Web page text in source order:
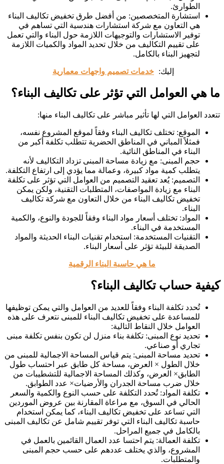
الطوارئ.
استشارة المتخصصين: من أفضل طرق تخفيض تكاليف البناء
هي التعاون مع شركة استشارات هندسية التي تساهم في
توفير الاستشارات والتوجيهات اللازمة حول البناء والتي تعمل
على تقييم التكاليف من خلال تحديد المواد والكميات اللازمة
لتجهيز البناء بالكامل.
إليك: خدمات تصميم واجهات معمارية
ما هي العوامل التي تؤثر على تكاليف البناء؟
تتعدد العوامل التي لها تأثير مباشر على تكاليف البناء منها:
الموقع: تختلف تكاليف البناء وفقاً لموقع المشروع نفسه،
فمثلاً المباني في المناطق الحضرية تتطلب تكلفة أكبر من
البناء في المناطق النائية.
حجم المبنى: مع زيادة مساحة المبنى تزداد التكاليف لأنه
يتطلب كمية مواد كبيرة، وعمالة مما يؤدي إلى ارتفاع التكلفة.
التصميم: يُعد تعقيد التصميم من العوامل التي تؤثر على تكلفة
البناء مع زيادة المواصفات، المتطلبات التقنية، ولكن يمكن
تخفيض تكاليف البناء من خلال التعاون مع شركة تكاليف
البناء.
المواد: تختلف أسعار مواد البناء وفقاً للجودة والنوع، والكمية
المستخدمة في البناء.
التقنيات المستخدمة: استخدام تقنيات البناء الحديثة والمواد
الصديقة للبيئة تؤثر على أسعار البناء.
ما هي حاسبة البناء الرقمية
كيفية حساب تكاليف البناء؟
تُحدد تكلفة البناء وفقاً للعديد من العوامل والتي يمكن توظيفها
للمساعدة على تخفيض تكاليف البناء للمبنى نتعرف على هذه
العوامل خلال النقاط التالية:
تحديد نوع المبنى: تكلفة بناء منزل لن تكون بنفس تكلفة مبنى
تجاري أو صناعي.
تحديد مساحة المبنى: يتم قياس المساحة الاجمالية للمبنى من
خلال الطول × العرض، مساحة كل طابق عبر احتساب طول
الطابق× العرض، وكذلك المساحة الاجمالية للتشطيبات من
خلال ضرب مساحة الجدران والأرضيات× عدد الطوابق.
تكلفة المواد: تُحدد التكلفة على حسب النوع والكمية والسعر
الحالي في السوق، مع مراعاة المقارنة بين عروض الموردين
التي تساعد على تخفيض تكاليف البناء، كما يمكن استخدام
حاسبة تكاليف البناء التي توفر تقييم شامل عن تكاليف المبنى
بالكامل في جميع المراحل.
تكلفة العمالة: يتم احتسا عدد العمال القائمين بالعمل في
المشروع، والذي يختلف عددهم على حسب حجم المبنى
والمتطلبات.